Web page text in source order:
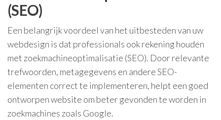
(SEO)
Een belangrijk voordeel van het uitbesteden van uw
webdesign is dat professionals ook rekening houden
met zoekmachineoptimalisatie (SEO). Door relevante
trefwoorden, metagegevens en andere SEO-
elementen correct te implementeren, helpt een goed
ontworpen website om beter gevonden te worden in
zoekmachines zoals Google.